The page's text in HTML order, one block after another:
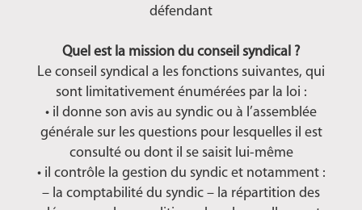
défendant
Quel est la mission du conseil syndical ?
Le conseil syndical a les fonctions suivantes, qui
sont limitativement énumérées par la loi :
• il donne son avis au syndic ou à l’assemblée
générale sur les questions pour lesquelles il est
consulté ou dont il se saisit lui-même
• il contrôle la gestion du syndic et notamment :
– la comptabilité du syndic – la répartition des